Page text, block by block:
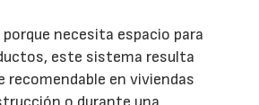
necesita espacio para
este sistema resulta
recomendable en viviendas